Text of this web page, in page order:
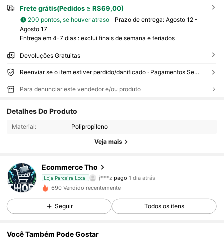
Frete grátis(Pedidos ≥ R$69,00)
200 pontos, se houver atraso Prazo de entrega: Agosto 12 -
Agosto 17
Entrega em 4-7 dias : exclui finais de semana e feriados
Devoluções Gratuitas
Reenviar se o item estiver perdido/danificado · Pagamentos Seguros · Proteção de privacidade
Para denunciar este vendedor e/ou produto
Detalhes Do Produto
Material: Polipropileno
Veja mais
Ecommerce Tho
Loja Parceira Local
249 Seguidores
4,86 249 Seguidores
4,86
j***z pago 1 dia atrás
690 Vendido recentemente
Seguir Todos os itens
Você Também Pode Gostar